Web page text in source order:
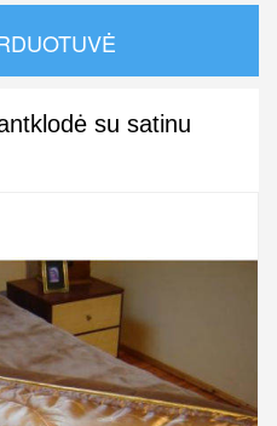
su satinu